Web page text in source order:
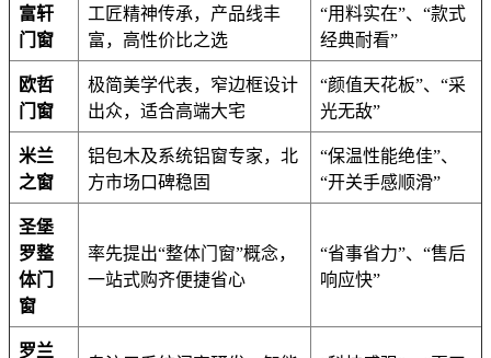
富轩
门窗
工匠精神传承，产品线丰
富，高性价比之选
“用料实在”、“款式
经典耐看”
欧哲
门窗
极简美学代表，窄边框设计
出众，适合高端大宅
“颜值天花板”、“采
光无敌”
米兰
之窗
铝包木及系统铝窗专家，北
方市场口碑稳固
“保温性能绝佳”、
“开关手感顺滑”
圣堡
罗整
体门
窗
率先提出“整体门窗”概念，
一站式购齐便捷省心
“省事省力”、“售后
响应快”
罗兰